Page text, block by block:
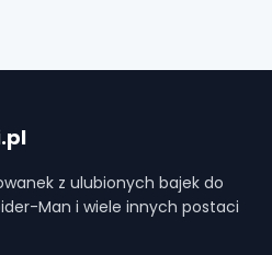
z ulubionych bajek do
Man i wiele innych postaci